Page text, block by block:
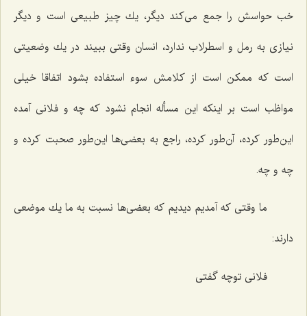
خب حواسش را جمع می‌كند دیگر، یك چیز طبیعی است و دیگر
نیازی به رمل و اسطرلاب ندارد، انسان وقتی ببیند در یك وضعیتی
است كه ممكن است از كلامش سوء استفاده بشود اتفاقا خیلی
مواظب است بر اینكه این مسأله انجام نشود كه چه و فلانی آمده
این‌طور كرده، آن‌طور كرده، راجع به بعضی‌ها این‌طور صحبت كرده و
چه و چه.
ما وقتی كه آمدیم دیدیم كه بعضی‌ها نسبت به ما یك موضعی
دارند:
فلانی توچه گفتی‌